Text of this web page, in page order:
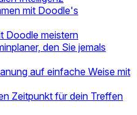
mit Doodle's
Doodle meistern
den Sie jemals
auf einfache Weise mit
Zeitpunkt für dein Treffen